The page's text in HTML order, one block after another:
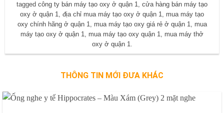
tagged công ty bán máy tạo oxy ở quận 1, cửa hàng bán máy tạo
oxy ở quận 1, địa chỉ mua máy tạo oxy ở quận 1, mua máy tạo
oxy chính hãng ở quận 1, mua máy tạo oxy giá rẻ ở quận 1, mua
máy tạo oxy ở quận 1, mua máy tạo oxy quận 1, mua máy thở
oxy ở quận 1.
THÔNG TIN MỚI ĐƯA KHÁC